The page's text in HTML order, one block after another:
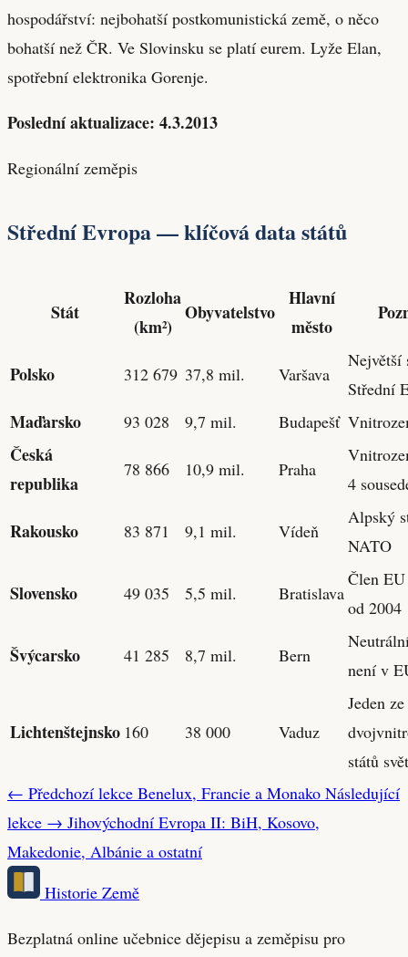
hospodářství: nejbohatší postkomunistická země, o něco
bohatší než ČR. Ve Slovinsku se platí eurem. Lyže Elan,
spotřební elektronika Gorenje.
Poslední aktualizace: 4.3.2013
Regionální zeměpis
Střední Evropa — klíčová data států
Stát
Rozloha
(km²)
Obyvatelstvo
Hlavní
město
Polsko 312 679 37,8 mil. Varšava
Největší
Střední
Maďarsko 93 028 9,7 mil. Budapešť
Česká
republika
78 866 10,9 mil. Praha
4
Rakousko 83 871 9,1 mil. Vídeň
Alpský
NATO
Slovensko 49 035 5,5 mil. Bratislava
Člen
od 2004
Švýcarsko 41 285 8,7 mil. Bern
není v
Lichtenštejnsko 160 38 000 Vaduz
Jeden
států
← Předchozí lekce Benelux, Francie a Monako Následující
lekce → Jihovýchodní Evropa II: BiH, Kosovo,
Makedonie, Albánie a ostatní
Historie Země
Bezplatná online učebnice dějepisu a zeměpisu pro